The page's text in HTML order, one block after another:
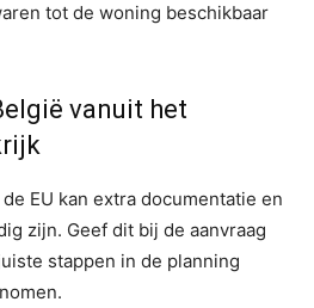
tot de woning beschikbaar
vanuit het
EU kan extra documentatie en
zijn. Geef dit bij de aanvraag
stappen in de planning